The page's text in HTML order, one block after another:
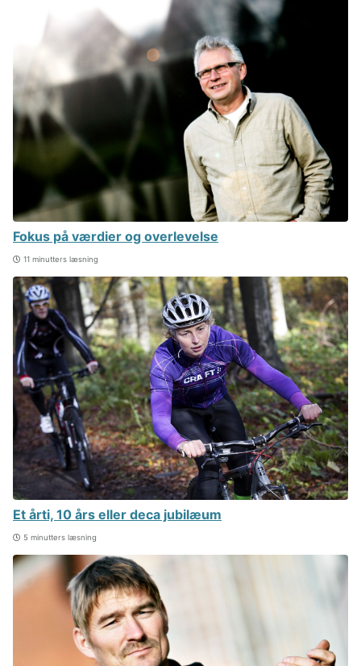
Fokus på værdier og overlevelse
11 minutters læsning
Et årti, 10 års eller deca jubilæum
5 minutters læsning